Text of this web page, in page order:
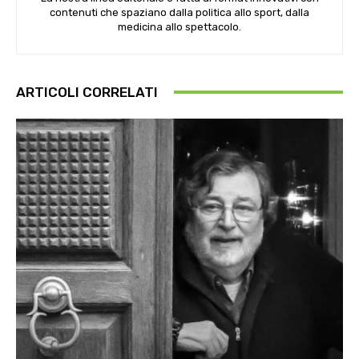
contenuti che spaziano dalla politica allo sport, dalla
medicina allo spettacolo.
ARTICOLI CORRELATI